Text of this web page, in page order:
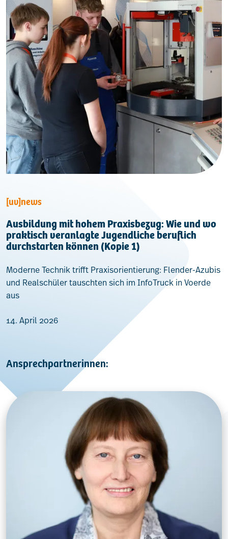
[uv]news
Ausbildung mit hohem Praxisbezug: Wie und wo
praktisch veranlagte Jugendliche beruflich
durchstarten können (Kopie 1)
Moderne Technik trifft Praxisorientierung: Flender-Azubis
und Realschüler tauschten sich im InfoTruck in Voerde
aus
14. April 2026
Ansprechpartnerinnen: